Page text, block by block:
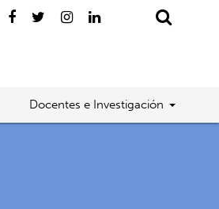
Docentes e Investigación